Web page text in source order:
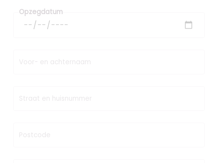
Opzegdatum
Voor- en achternaam
Straat en huisnummer
Postcode